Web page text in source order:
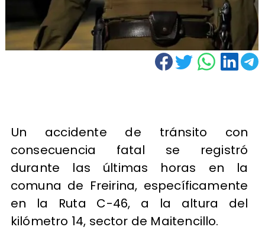
Un accidente de tránsito con
consecuencia fatal se registró
durante las últimas horas en la
comuna de Freirina, específicamente
en la Ruta C-46, a la altura del
kilómetro 14, sector de Maitencillo.